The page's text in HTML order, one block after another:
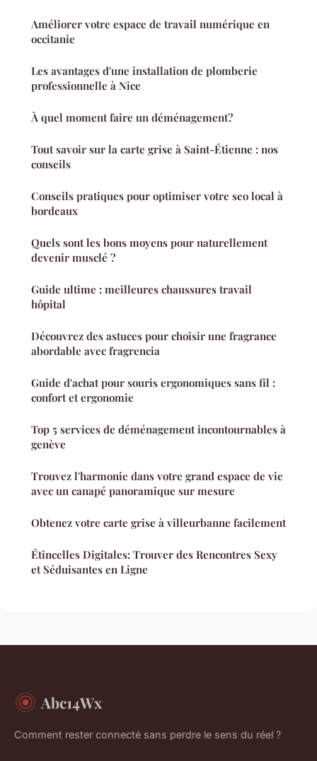
Améliorer votre espace de travail numérique en
occitanie
Les avantages d'une installation de plomberie
professionnelle à Nice
À quel moment faire un déménagement?
Tout savoir sur la carte grise à Saint-Étienne : nos
conseils
Conseils pratiques pour optimiser votre seo local à
bordeaux
Quels sont les bons moyens pour naturellement
devenir musclé ?
Guide ultime : meilleures chaussures travail
hôpital
Découvrez des astuces pour choisir une fragrance
abordable avec fragrencia
Guide d'achat pour souris ergonomiques sans fil :
confort et ergonomie
Top 5 services de déménagement incontournables à
genève
Trouvez l'harmonie dans votre grand espace de vie
avec un canapé panoramique sur mesure
Obtenez votre carte grise à villeurbanne facilement
Étincelles Digitales: Trouver des Rencontres Sexy
et Séduisantes en Ligne
Abc14Wx
Comment rester connecté sans perdre le sens du réel ?